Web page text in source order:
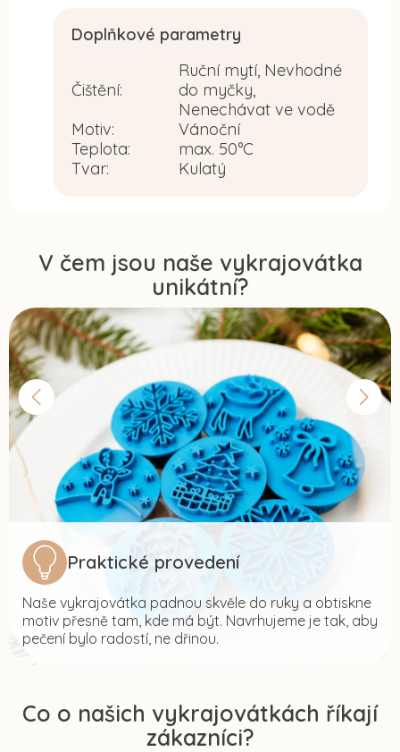
V čem jsou naše vykrajovátka
unikátní?
Praktické provedení
Naše vykrajovátka padnou skvěle do ruky a obtiskne
motiv přesně tam, kde má být. Navrhujeme je tak, aby
pečení bylo radostí, ne dřinou.
Doplňkové parametry
Čištění:
Ruční mytí, Nevhodné
do myčky,
Nenechávat ve vodě
Motiv:
Vánoční
Teplota:
max. 50°C
Tvar: Kulatý
Co o našich vykrajovátkách říkají
zákazníci?